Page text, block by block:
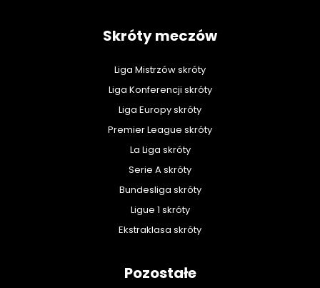
Skróty meczów
Liga Mistrzów skróty
Liga Konferencji skróty
Liga Europy skróty
Premier League skróty
La Liga skróty
Serie A skróty
Bundesliga skróty
Ligue 1 skróty
Ekstraklasa skróty
Pozostałe